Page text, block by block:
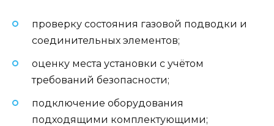
проверку состояния газовой подводки и
соединительных элементов;
оценку места установки с учётом
требований безопасности;
подключение оборудования
подходящими комплектующими;